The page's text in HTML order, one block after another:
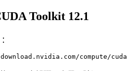
Toolkit 12.1
：